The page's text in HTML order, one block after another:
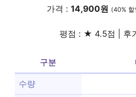
가격 : 14,900원 (40% 할
평점 : ★ 4.5점 | 후
구분
수량